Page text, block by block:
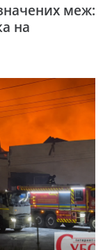
меж:
на